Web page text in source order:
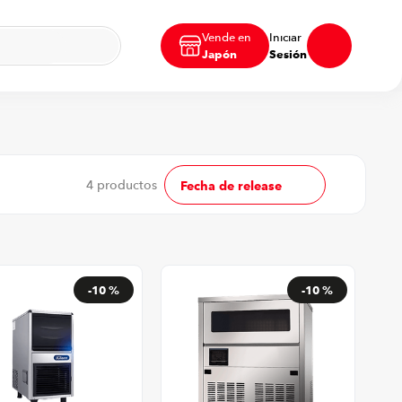
Vende en
Japón
Iniciar
Sesión
4 productos Fecha de release
-10 % -10 %